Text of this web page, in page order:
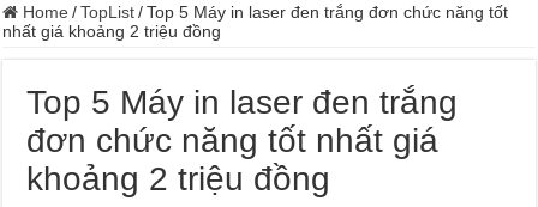
Home / TopList / Top 5 Máy in laser đen trắng đơn chức năng tốt
nhất giá khoảng 2 triệu đồng
Top 5 Máy in laser đen trắng
đơn chức năng tốt nhất giá
khoảng 2 triệu đồng